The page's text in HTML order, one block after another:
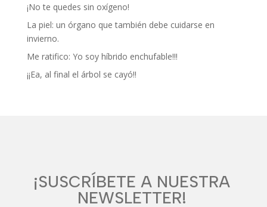
¡No te quedes sin oxígeno!
La piel: un órgano que también debe cuidarse en
invierno.
Me ratifico: Yo soy híbrido enchufable!!!
¡¡Ea, al final el árbol se cayó!!
¡SUSCRÍBETE A NUESTRA
NEWSLETTER!